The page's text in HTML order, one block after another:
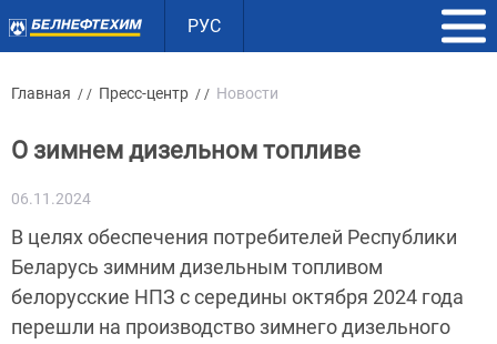
РУС
Главная / / Пресс-центр / / Новости
О зимнем дизельном топливе
06.11.2024
В целях обеспечения потребителей Республики
Беларусь зимним дизельным топливом
белорусские НПЗ с середины октября 2024 года
перешли на производство зимнего дизельного